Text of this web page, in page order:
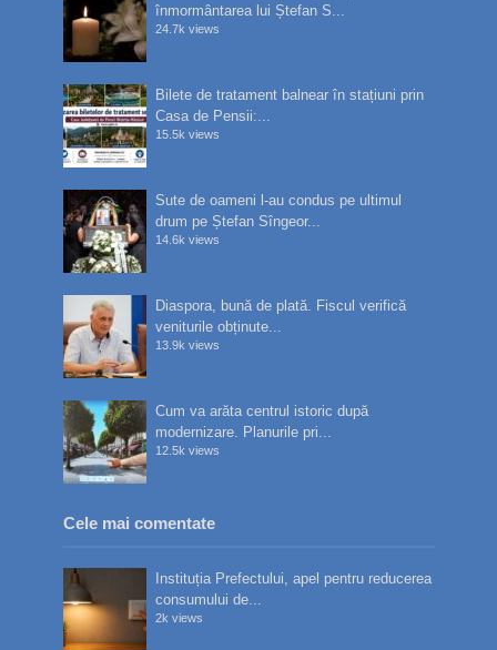
înmormântarea lui Ștefan S...
24.7k views
Bilete de tratament balnear în stațiuni prin
Casa de Pensii:...
15.5k views
Sute de oameni l-au condus pe ultimul
drum pe Ștefan Sîngeor...
14.6k views
Diaspora, bună de plată. Fiscul verifică
veniturile obținute...
13.9k views
Cum va arăta centrul istoric după
modernizare. Planurile pri...
12.5k views
Cele mai comentate
Instituția Prefectului, apel pentru reducerea
consumului de...
2k views